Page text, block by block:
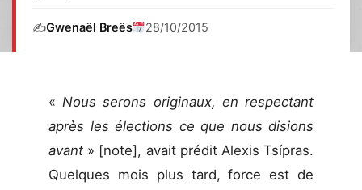
✍️Gwenaël Breës 28/10/2015
«Nous serons originaux, en respectant
après les élections ce que nous disions
avant » [note], avait prédit Alexis Tsípras.
Quelques mois plus tard, force est de